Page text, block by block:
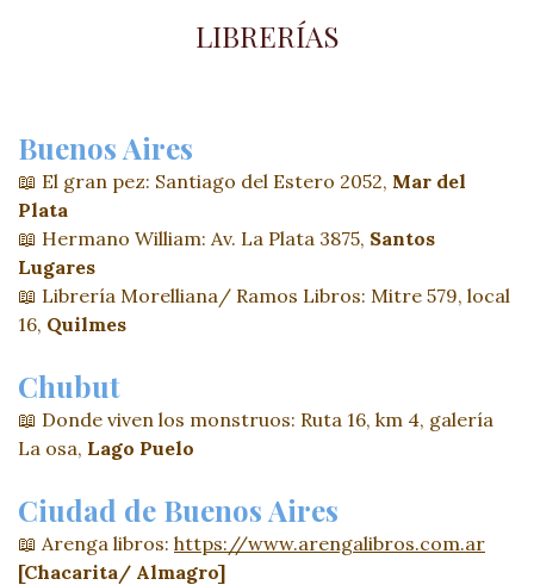
LIBRERÍAS
Buenos Aires
📖 El gran pez: Santiago del Estero 2052, Mar del
Plata
📖 Hermano William: Av. La Plata 3875, Santos
Lugares
📖 Librería Morelliana/ Ramos Libros: Mitre 579, local
16, Quilmes
Chubut
📖 Donde viven los monstruos: Ruta 16, km 4, galería
La osa, Lago Puelo
Ciudad de Buenos Aires
📖 Arenga libros: https://www.arengalibros.com.ar
[Chacarita/ Almagro]